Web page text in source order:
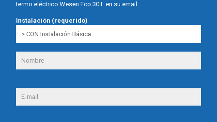
termo eléctrico Wesen Eco 30 L en su email
Instalación (requerido)